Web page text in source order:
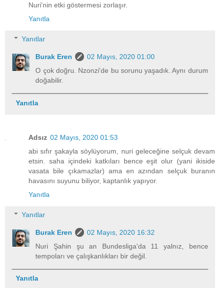
Nuri'nin etki göstermesi zorlaşır.
Yanıtla
Yanıtlar
Burak Eren
02 Mayıs, 2020 01:00
O çok doğru. Nzonzi'de bu sorunu yaşadık. Aynı durum
doğabilir.
Yanıtla
Adsız 02 Mayıs, 2020 01:53
abi sıfır şakayla söylüyorum, nuri geleceğine selçuk devam
etsin. saha içindeki katkıları bence eşit olur (yani ikiside
vasata bile çıkamazlar) ama en azından selçuk buranın
havasını suyunu biliyor, kaptanlık yapıyor.
Yanıtla
Yanıtlar
Burak Eren
02 Mayıs, 2020 16:32
Nuri Şahin şu an Bundesliga'da 11 yalnız, bence
tempoları ve çalışkanlıkları bir değil.
Yanıtla